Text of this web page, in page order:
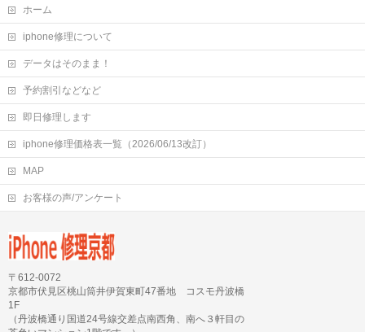
ホーム
iphone修理について
データはそのまま！
予約割引などなど
即日修理します
iphone修理価格表一覧（2026/06/13改訂）
MAP
お客様の声/アンケート
〒612-0072
京都市伏見区桃山筒井伊賀東町47番地 コスモ丹波橋
1F
（丹波橋通り国道24号線交差点南西角、南へ３軒目の